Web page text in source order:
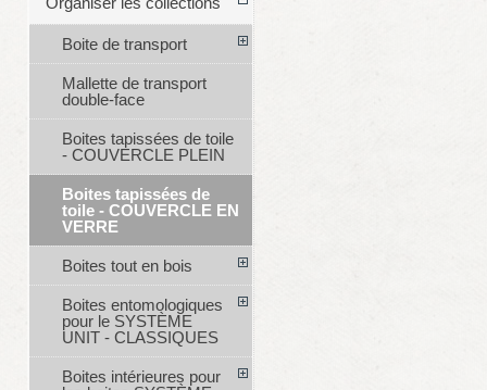
Boite de transport
Mallette de transport
double-face
Boites tapissées de toile
- COUVERCLE PLEIN
Boites tapissées de
toile - COUVERCLE EN
VERRE
Boites tout en bois
Boites entomologiques
pour le SYSTÈME
UNIT - CLASSIQUES
Boites intérieures pour